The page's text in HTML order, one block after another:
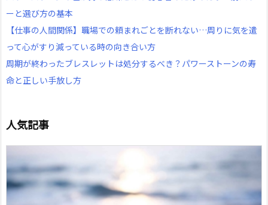
ーと選び方の基本
【仕事の人間関係】職場での頼まれごとを断れない…周りに気を遣
って心がすり減っている時の向き合い方
周期が終わったブレスレットは処分するべき？パワーストーンの寿
命と正しい手放し方
人気記事